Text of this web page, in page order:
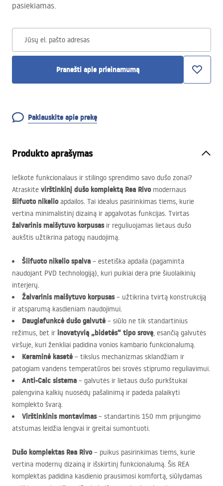
pasiekiamas.
Jūsų el. pašto adresas
Pranešti apie prieinamumą
Paklauskite apie prekę
Produkto aprašymas
Ieškote funkcionalaus ir stilingo sprendimo savo dušo zonai?
Atraskite virštinkinį dušo komplektą Rea Rivomodernaus
šlifuoto nikelioapdailos. Tai idealus pasirinkimas tiems, kurie
vertina minimalistinį dizainą ir apgalvotas funkcijas. Tvirtas
žalvarinis maišytuvo korpusasir reguliuojamas lietaus dušo
aukštis užtikrina patogų naudojimą.
Šlifuoto nikelio spalva – estetiška apdaila (pagaminta
naudojant PVD technologiją), kuri puikiai dera prie šiuolaikinių
interjerų.
Žalvarinis maišytuvo korpusas– užtikrina tvirtą konstrukciją
ir atsparumą kasdieniam naudojimui.
Daugiafunkcė dušo galvutė – siūlo ne tik standartinius
režimus, bet ir inovatyvią „bidetės“ tipo srovę, esančią galvutės
viršuje, kuri ženkliai padidina vonios kambario funkcionalumą.
Keraminė kasetė – tikslus mechanizmas sklandžiam ir
patogiam vandens temperatūros bei srovės stiprumo reguliavimui.
Anti-Calc sistema – galvutės ir lietaus dušo purkštukai
palengvina kalkių nuosėdų pašalinimą ir padeda palaikyti
komplekto švarą.
Virštinkinis montavimas– standartinis 150 mm prijungimo
atstumas leidžia lengvai ir greitai sumontuoti.
Dušo komplektas Rea Rivo– puikus pasirinkimas tiems, kurie
vertina modernų dizainą ir išskirtinį funkcionalumą. Šis REA
komplektas padidina kasdienio prausimosi komfortą, siūlydamas